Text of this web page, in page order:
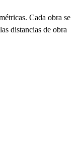
Cada obra se
distancias de obra